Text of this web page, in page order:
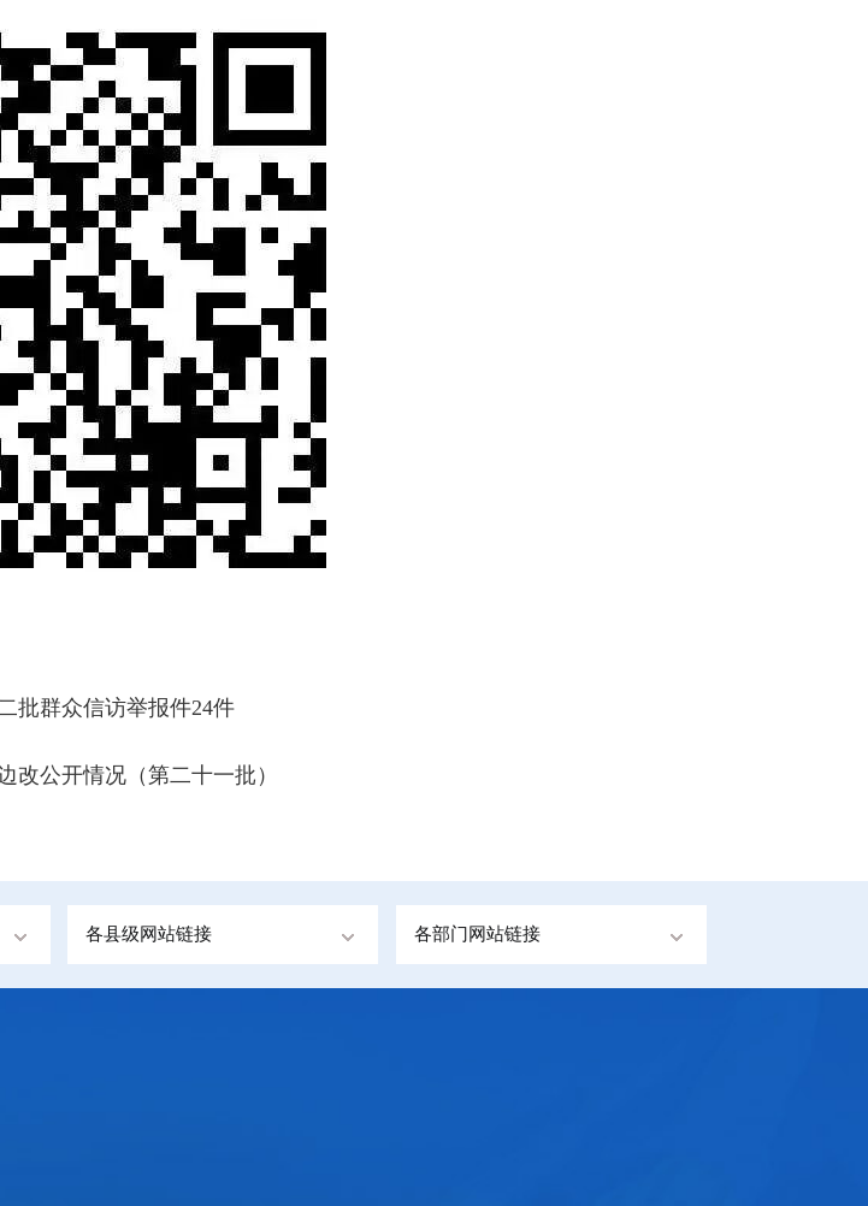
批群众信访举报件24件
改公开情况（第二十一批）
各县级网站链接 各部门网站链接